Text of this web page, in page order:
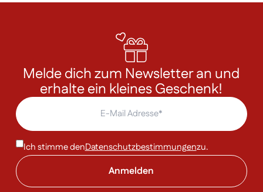
Melde dich zum Newsletter an und
erhalte ein kleines Geschenk!
Ich stimme denDatenschutzbestimmungenzu.